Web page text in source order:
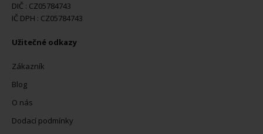
DIČ : CZ05784743
IČ DPH : CZ05784743
Užitečné odkazy
Zákazník
Blog
O nás
Dodací podmínky